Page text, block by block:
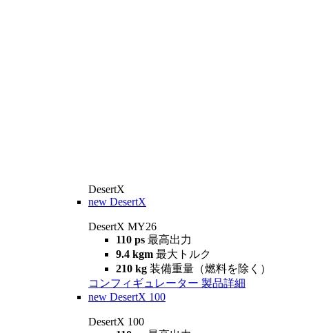
DesertX
new DesertX
DesertX MY26
110 ps 最高出力
9.4 kgm 最大トルク
210 kg 装備重量（燃料を除く）
コンフィギュレーター 製品詳細
new DesertX 100
DesertX 100